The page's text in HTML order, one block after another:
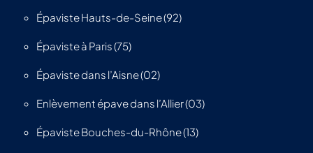
Épaviste Hauts-de-Seine (92)
Épaviste à Paris (75)
Épaviste dans l’Aisne (02)
Enlèvement épave dans l’Allier (03)
Épaviste Bouches-du-Rhône (13)